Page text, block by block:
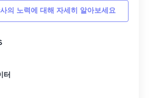
의 노력에 대해 자세히 알아보세요
터